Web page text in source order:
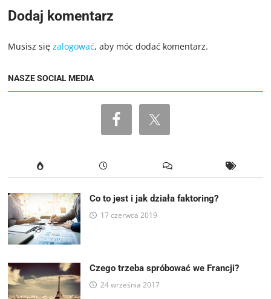
Dodaj komentarz
Musisz sięzalogować, aby móc dodać komentarz.
NASZE SOCIAL MEDIA
Co to jest i jak działa faktoring?
17 czerwca 2019
Czego trzeba spróbować we Francji?
24 września 2017